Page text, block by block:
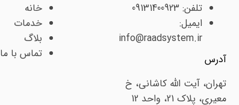
تلفن: 09131400923
ایمیل:
info@raadsystem.ir
آدرس
تهران، آیت الله کاشانی، خ
معیری، پلاک 21، واحد 12
خانه
خدمات
بلاگ
تماس با ما